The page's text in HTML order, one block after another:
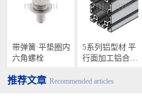
带弹簧·平垫圈内
六角螺栓
5系列铝型材 平
行面加工铝合金
推荐文章 Recommended articles